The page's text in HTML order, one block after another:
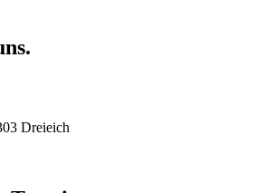
Dreieich